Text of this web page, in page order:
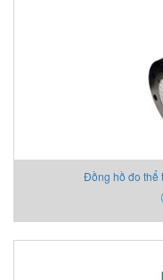
Đồng hồ đo thể